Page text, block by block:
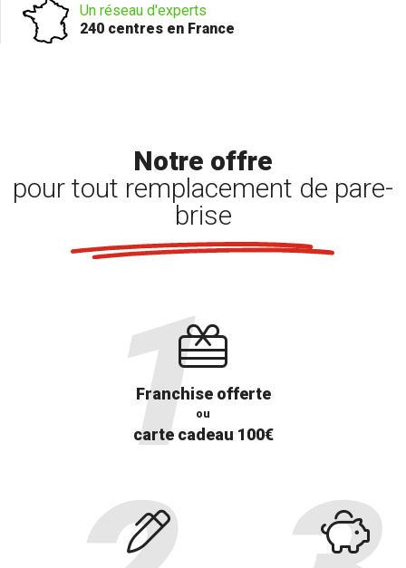
Un réseau d'experts
240 centres en France
Notre offre
pour tout remplacement de pare-
brise
Franchise offerte
ou
carte cadeau 100€